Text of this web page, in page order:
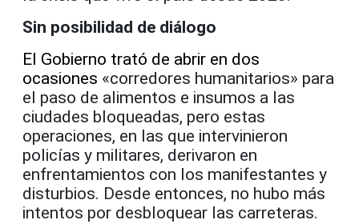
Sin posibilidad de diálogo
El Gobierno trató de abrir en dos
ocasiones «corredores humanitarios» para
el paso de alimentos e insumos a las
ciudades bloqueadas, pero estas
operaciones, en las que intervinieron
policías y militares, derivaron en
enfrentamientos con los manifestantes y
disturbios. Desde entonces, no hubo más
intentos por desbloquear las carreteras.